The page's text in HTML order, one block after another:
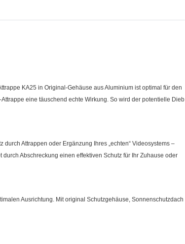
KA25 in Original-Gehäuse aus Aluminium ist optimal für den
eine täuschend echte Wirkung. So wird der potentielle Dieb
Attrappen oder Ergänzung Ihres „echten“ Videosystems –
Abschreckung einen effektiven Schutz für Ihr Zuhause oder
Ausrichtung. Mit original Schutzgehäuse, Sonnenschutzdach